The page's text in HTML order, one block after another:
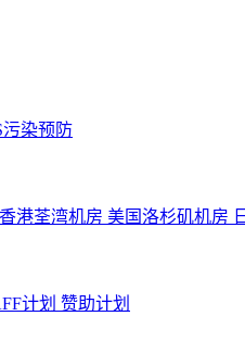
污染预防
香港荃湾机房 美国洛杉矶机房
计划 赞助计划